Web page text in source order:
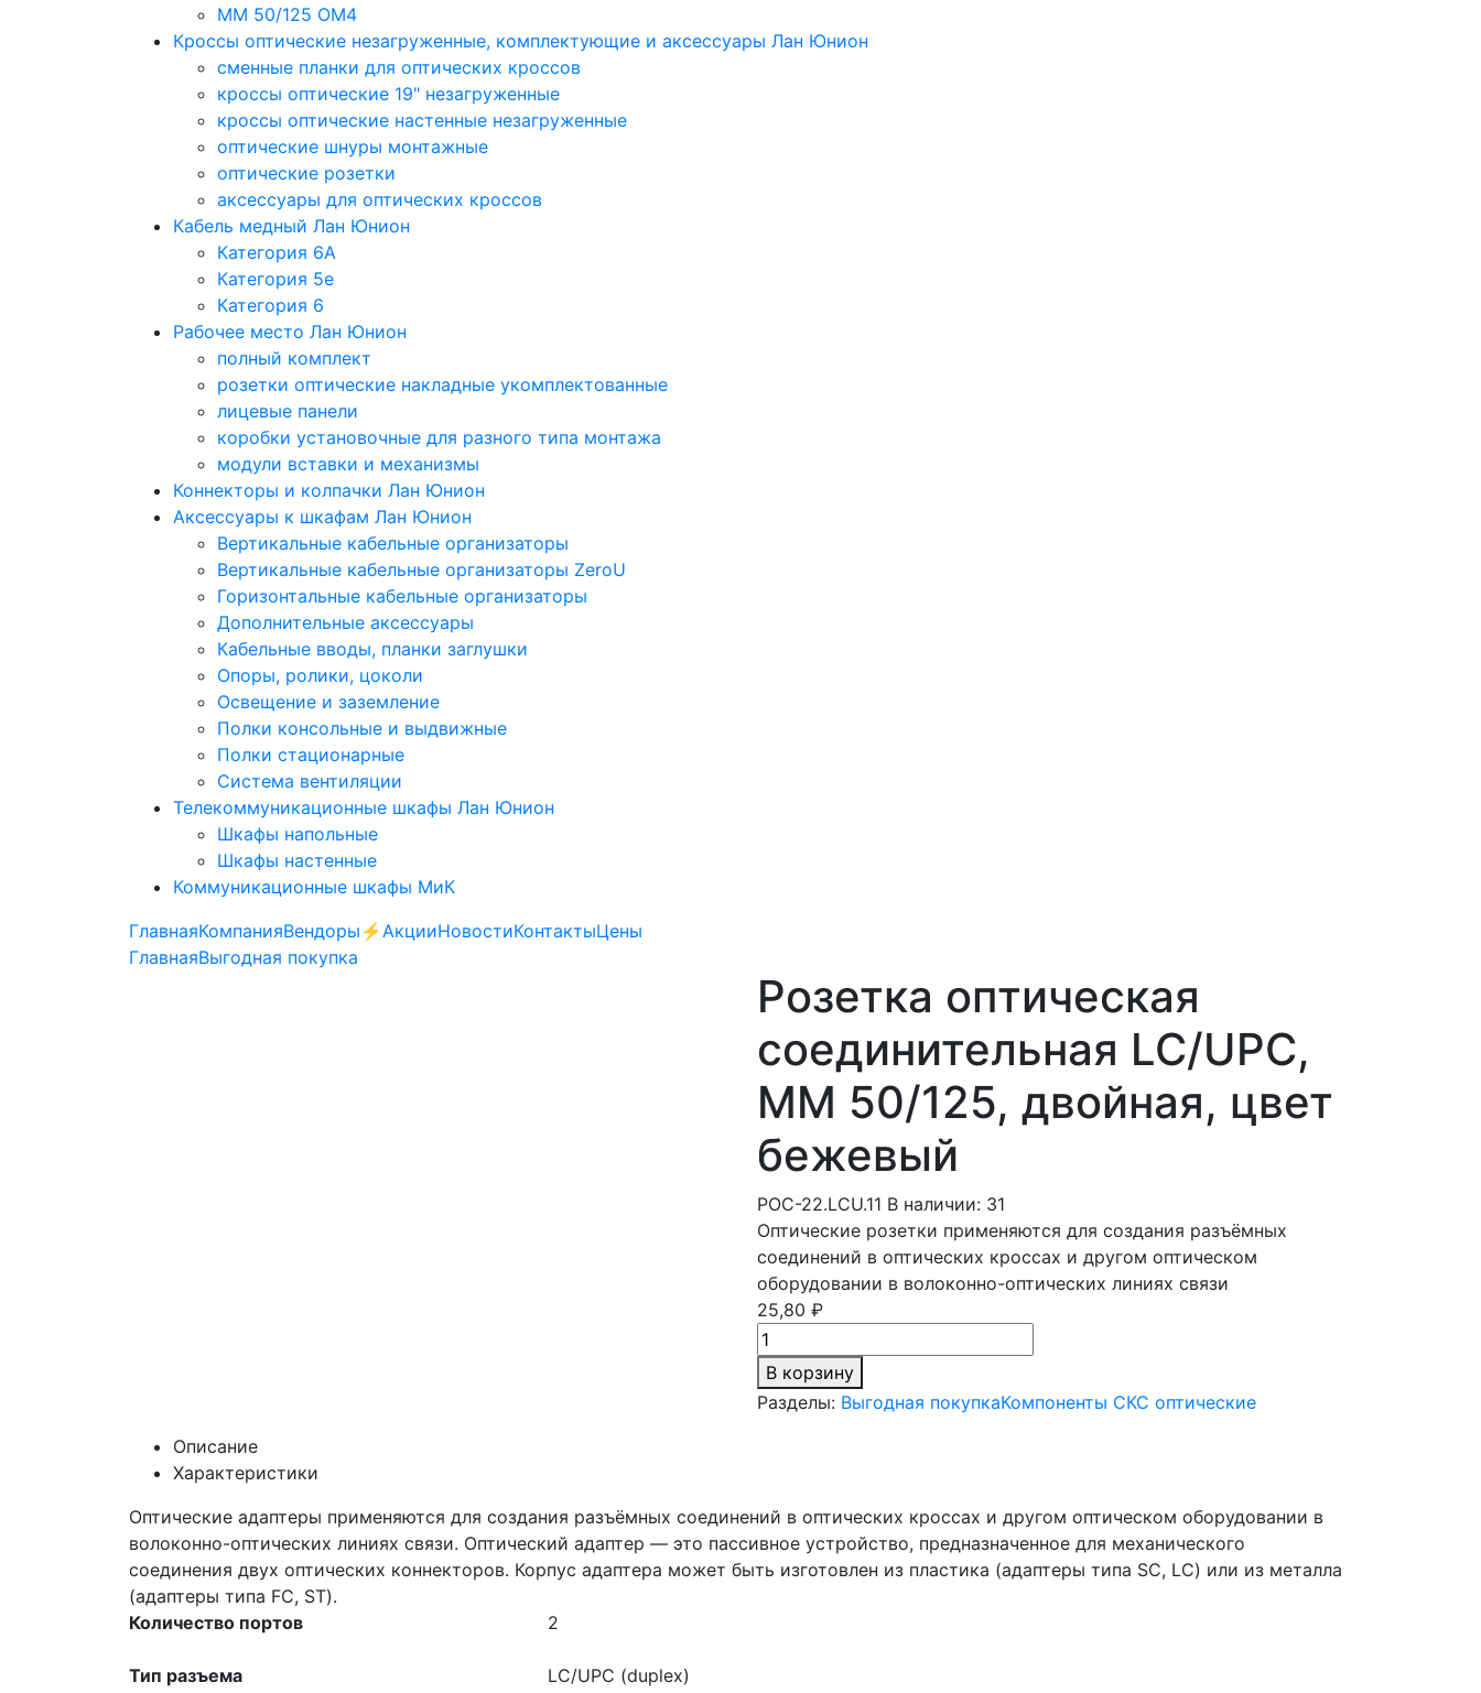
MM 50/125 OM4
Кроссы оптические незагруженные, комплектующие и аксессуары Лан Юнион
сменные планки для оптических кроссов
кроссы оптические 19" незагруженные
кроссы оптические настенные незагруженные
оптические шнуры монтажные
оптические розетки
аксессуары для оптических кроссов
Кабель медный Лан Юнион
Категория 6A
Категория 5e
Категория 6
Рабочее место Лан Юнион
полный комплект
розетки оптические накладные укомплектованные
лицевые панели
коробки установочные для разного типа монтажа
модули вставки и механизмы
Коннекторы и колпачки Лан Юнион
Аксессуары к шкафам Лан Юнион
Вертикальные кабельные организаторы
Вертикальные кабельные организаторы ZeroU
Горизонтальные кабельные организаторы
Дополнительные аксессуары
Кабельные вводы, планки заглушки
Опоры, ролики, цоколи
Освещение и заземление
Полки консольные и выдвижные
Полки стационарные
Система вентиляции
Телекоммуникационные шкафы Лан Юнион
Шкафы напольные
Шкафы настенные
Коммуникационные шкафы МиК
ГлавнаяКомпанияВендоры ⚡️АкцииНовостиКонтактыЦены
ГлавнаяВыгодная покупка
Розетка оптическая
соединительная LC/UPC,
MM 50/125, двойная, цвет
бежевый
РОС-22.LCU.11 В наличии: 31
Оптические розетки применяются для создания разъёмных
соединений в оптических кроссах и другом оптическом
оборудовании в волоконно-оптических линиях связи
25,80 ₽
В корзину
Разделы: Выгодная покупкаКомпоненты СКС оптические
Описание
Характеристики
Оптические адаптеры применяются для создания разъёмных соединений в оптических кроссах и другом оптическом оборудовании в
волоконно-оптических линиях связи. Оптический адаптер — это пассивное устройство, предназначенное для механического
соединения двух оптических коннекторов. Корпус адаптера может быть изготовлен из пластика (адаптеры типа SC, LC) или из металла
(адаптеры типа FC, ST).
Количество портов
2
Тип разъема LC/UPC (duplex)